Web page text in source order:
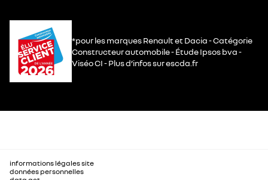
*pour les marques Renault et Dacia - Catégorie
Constructeur automobile - Étude Ipsos bva -
Viséo CI - Plus d’infos sur escda.fr
informations légales site
données personnelles